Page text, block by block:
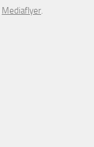
Mediaflyer.